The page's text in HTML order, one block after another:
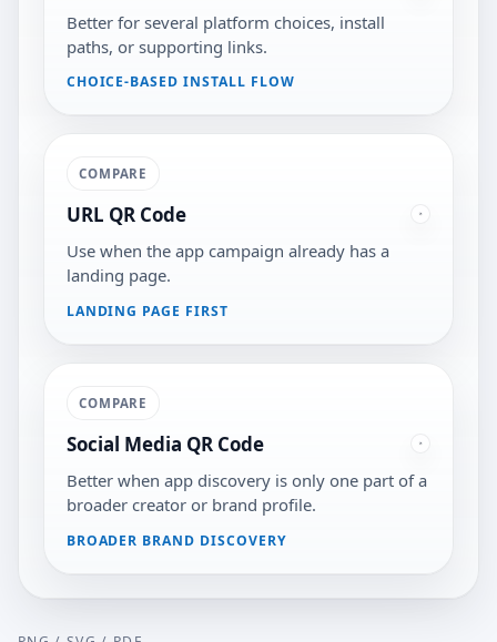
Better for several platform choices, install
paths, or supporting links.
CHOICE-BASED INSTALL FLOW
COMPARE
URL QR Code
Use when the app campaign already has a
landing page.
LANDING PAGE FIRST
COMPARE
Social Media QR Code
Better when app discovery is only one part of a
broader creator or brand profile.
BROADER BRAND DISCOVERY